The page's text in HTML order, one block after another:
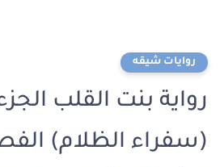
روايات شيقه
رواية بنت القلب
(سفراء الظلام)